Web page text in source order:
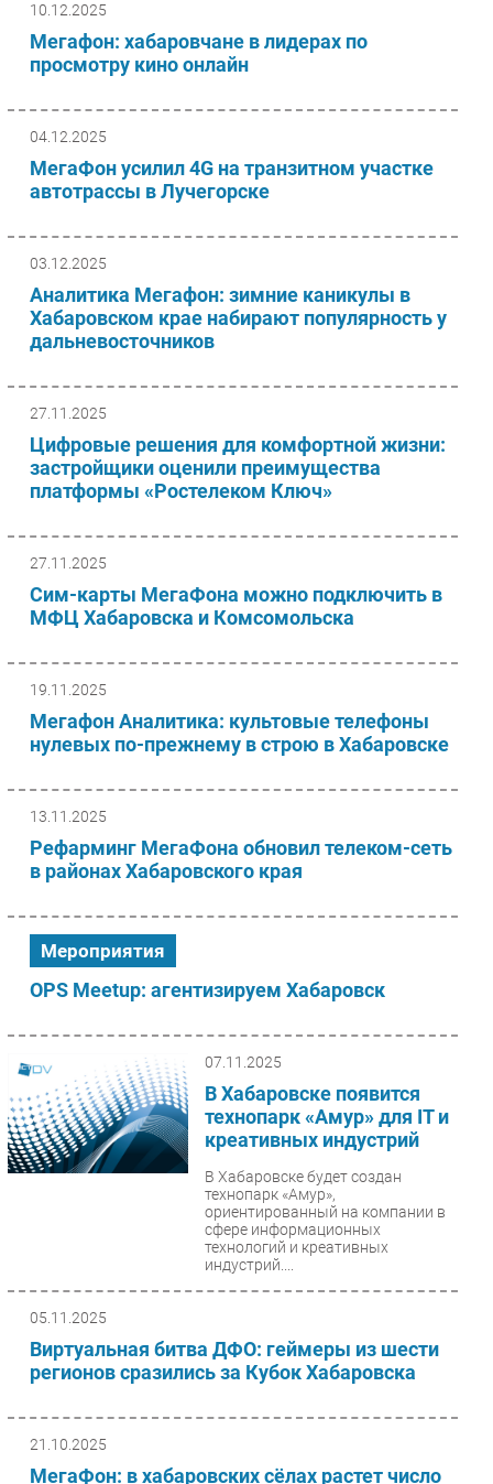
10.12.2025
Мегафон: хабаровчане в лидерах по
просмотру кино онлайн
04.12.2025
МегаФон усилил 4G на транзитном участке
автотрассы в Лучегорске
03.12.2025
Аналитика Мегафон: зимние каникулы в
Хабаровском крае набирают популярность у
дальневосточников
27.11.2025
Цифровые решения для комфортной жизни:
застройщики оценили преимущества
платформы «Ростелеком Ключ»
27.11.2025
Сим-карты МегаФона можно подключить в
МФЦ Хабаровска и Комсомольска
19.11.2025
Мегафон Аналитика: культовые телефоны
нулевых по-прежнему в строю в Хабаровске
13.11.2025
Рефарминг МегаФона обновил телеком-сеть
в районах Хабаровского края
Мероприятия
OPS Meetup: агентизируем Хабаровск
07.11.2025
В Хабаровске появится
технопарк «Амур» для IT и
креативных индустрий
В Хабаровске будет создан
технопарк «Амур»,
ориентированный на компании в
сфере информационных
технологий и креативных
индустрий....
05.11.2025
Виртуальная битва ДФО: геймеры из шести
регионов сразились за Кубок Хабаровска
21.10.2025
МегаФон: в хабаровских сёлах растет число